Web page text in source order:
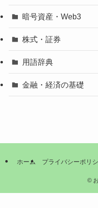
暗号資産・Web3
株式・証券
用語辞典
金融・経済の基礎
ホーム プライバシーポリ
©